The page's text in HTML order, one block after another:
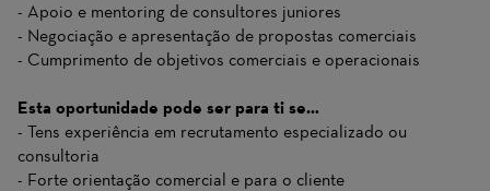
- Apoio e mentoring de consultores juniores
- Negociação e apresentação de propostas comerciais
- Cumprimento de objetivos comerciais e operacionais
Esta oportunidade pode ser para ti se…
- Tens experiência em recrutamento especializado ou
consultoria
- Forte orientação comercial e para o cliente